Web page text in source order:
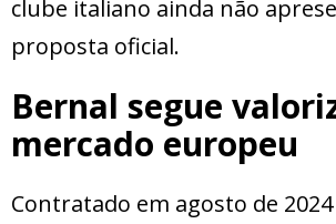
clube italiano ainda não
proposta oficial.
Bernal segue
mercado europeu
Contratado em agosto de